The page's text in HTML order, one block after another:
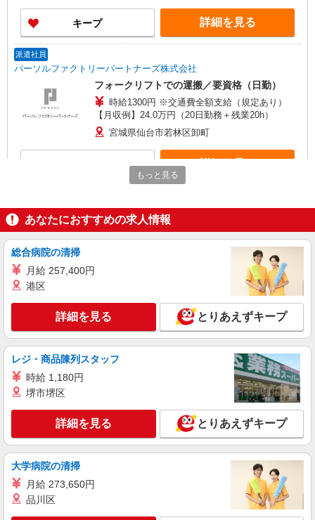
キープ 詳細を見る
派遣社員
パーソルファクトリーパートナーズ株式会社
フォークリフトでの運搬／要資格（日勤）
時給1300円 ※交通費全額支給（規定あり）
【月収例】24.0万円（20日勤務＋残業20h）
宮城県仙台市若林区卸町
もっと見る
あなたにおすすめの求人情報
総合病院の清掃
月給 257,400円
港区
詳細を見る とりあえずキープ
レジ・商品陳列スタッフ
時給 1,180円
堺市堺区
詳細を見る とりあえずキープ
大学病院の清掃
月給 273,650円
品川区